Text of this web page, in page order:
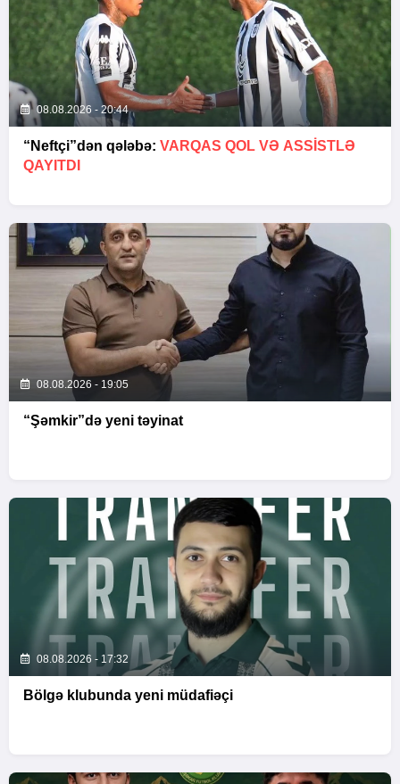
08.08.2026 - 20:44
“Neftçi”dən qələbə: VARQAS QOL VƏ ASSİSTLƏ
QAYITDI
08.08.2026 - 19:05
“Şəmkir”də yeni təyinat
08.08.2026 - 17:32
Bölgə klubunda yeni müdafiəçi